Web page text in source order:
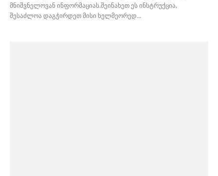
მნიშვნელოვან ინფორმაციას.შეინახეთ ეს ინსტრუქცია,
შესაძლოა დაგჭირდეთ მისი ხელმეორედ...